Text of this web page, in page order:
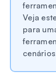
Veja
para